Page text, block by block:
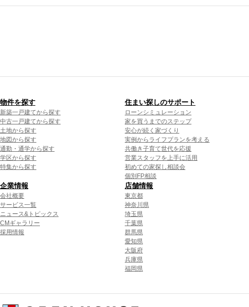
物件を探す
新築一戸建てから探す
中古一戸建てから探す
土地から探す
地図から探す
通勤・通学から探す
学区から探す
特集から探す
住まい探しのサポート
ローンシミュレーション
家を買うまでのステップ
安心が続く家づくり
実例からライフプランを考える
共働き子育て世代を応援
営業スタッフを上手に活用
初めての家探し相談会
個別FP相談
企業情報
会社概要
サービス一覧
ニュース&トピックス
CMギャラリー
採用情報
店舗情報
東京都
神奈川県
埼玉県
千葉県
群馬県
愛知県
大阪府
兵庫県
福岡県